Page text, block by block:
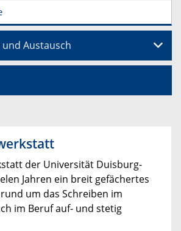
Austausch
der Universität Duisburg-
Jahren ein breit gefächertes
um das Schreiben im
im Beruf auf- und stetig